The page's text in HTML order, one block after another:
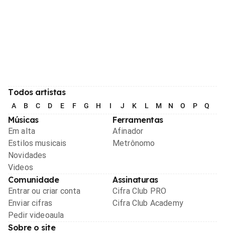
Todos artistas
A B C D E F G H I J K L M N O P Q
Músicas
Em alta
Estilos musicais
Novidades
Videos
Ferramentas
Afinador
Metrônomo
Comunidade
Entrar ou criar conta
Enviar cifras
Pedir videoaula
Assinaturas
Cifra Club PRO
Cifra Club Academy
Sobre o site